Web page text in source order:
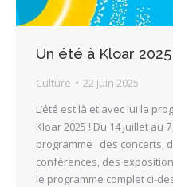
Un été à Kloar 2025
Culture
22 juin 2025
L’été est là et avec lui la
Kloar 2025 ! Du 14 juillet au
programme : des concerts,
conférences, des
le programme complet ci-